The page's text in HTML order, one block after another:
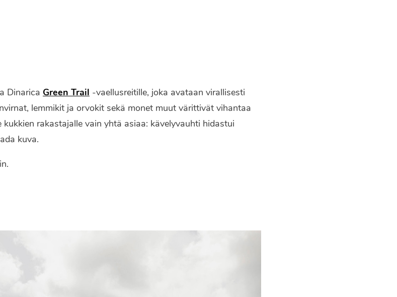
Dinarica Green Trail -vaellusreitille, joka avataan virallisesti
lemmikit ja orvokit sekä monet muut värittivät vihantaa
rakastajalle vain yhtä asiaa: kävelyvauhti hidastui
kuva.